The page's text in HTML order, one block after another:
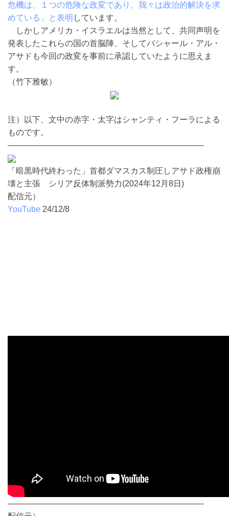
危機は、１つの危険な政変であり、我々は政治的解決を求
めている」と表明 しています。
しかしアメリカ・イスラエルは当然として、共同声明を
発表したこれらの国の首脳陣、そしてバシャール・アル・
アサドも今回の政変を事前に承認していたように思えま
す。
（竹下雅敏）
注）以下、文中の赤字・太字はシャンティ・フーラによる
ものです。
————————————————————————
「暗黒時代終わった」首都ダマスカス制圧しアサド政権崩
壊と主張 シリア反体制派勢力(2024年12月8日)
配信元）
YouTube 24/12/8
————————————————————————